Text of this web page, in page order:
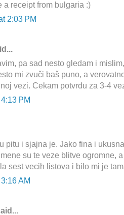
a receipt from bulgaria :)
2:03 PM
pa sad nesto gledam i
mi zvuči baš puno, a
vezi. Cekam potvrdu za 3-4
PM
pitu i sjajna je. Jako fina i
su te veze blitve ogromne,
sest vecih listova i bilo mi je
AM